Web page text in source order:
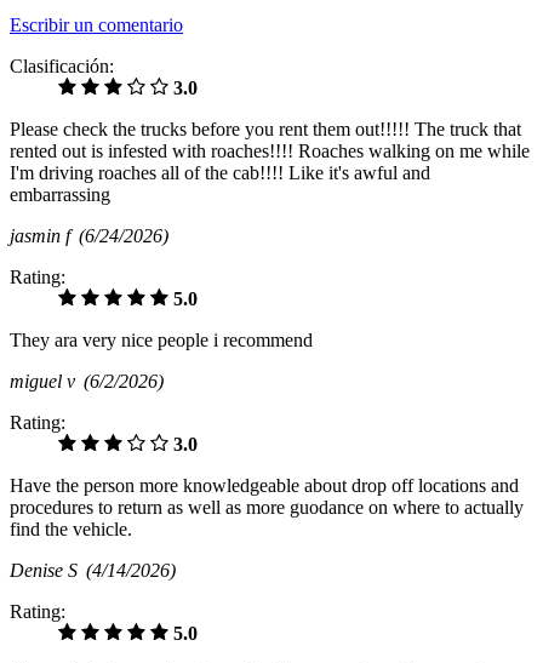
Escribir un comentario
Clasificación:
3.0
Please check the trucks before you rent them out!!!!! The truck that
rented out is infested with roaches!!!! Roaches walking on me while
I'm driving roaches all of the cab!!!! Like it's awful and
embarrassing
jasmin f (6/24/2026)
Rating:
5.0
They ara very nice people i recommend
miguel v (6/2/2026)
Rating:
3.0
Have the person more knowledgeable about drop off locations and
procedures to return as well as more guodance on where to actually
find the vehicle.
Denise S (4/14/2026)
Rating:
5.0